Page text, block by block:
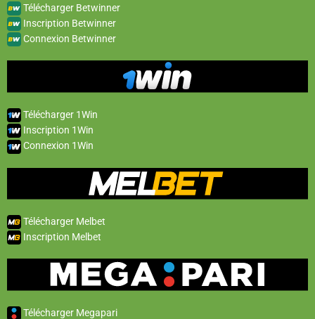
Télécharger Betwinner
Inscription Betwinner
Connexion Betwinner
Télécharger 1Win
Inscription 1Win
Connexion 1Win
Télécharger Melbet
Inscription Melbet
Télécharger Megapari